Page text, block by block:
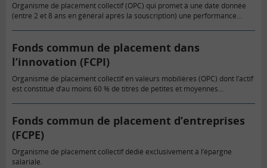
Organisme de placement collectif (OPC) qui promet à une date donnée
(entre 2 et 8 ans en général après la souscription) une performance
Fonds commun de placement dans
l’innovation (FCPI)
Organisme de placement collectif en valeurs mobilières (OPC) dont l’actif
est constitué d’au moins 60 % de titres de petites et moyennes
Fonds commun de placement d’entreprises
(FCPE)
Organisme de placement collectif dédié exclusivement à l’épargne
salariale.